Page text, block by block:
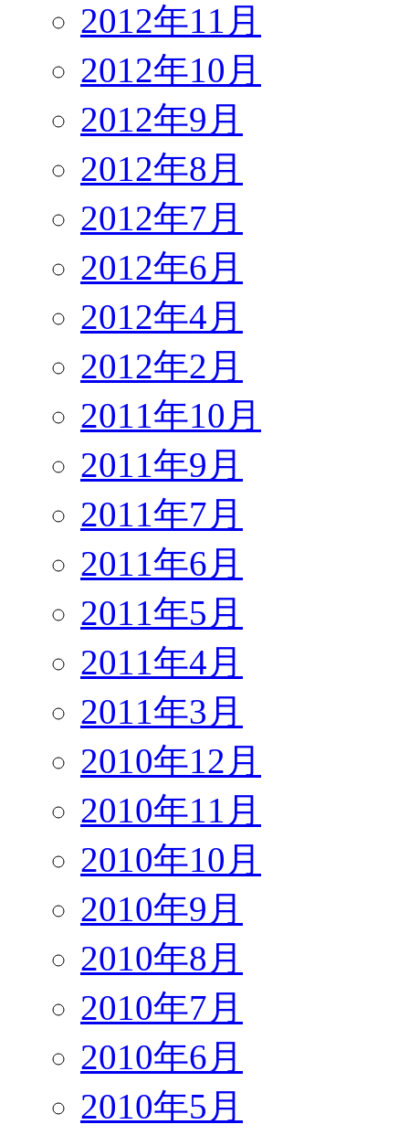
2012年11月
2012年10月
2012年9月
2012年8月
2012年7月
2012年6月
2012年4月
2012年2月
2011年10月
2011年9月
2011年7月
2011年6月
2011年5月
2011年4月
2011年3月
2010年12月
2010年11月
2010年10月
2010年9月
2010年8月
2010年7月
2010年6月
2010年5月